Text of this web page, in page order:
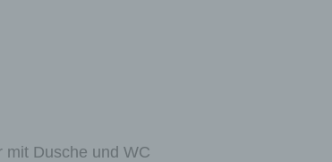
mit Dusche und WC